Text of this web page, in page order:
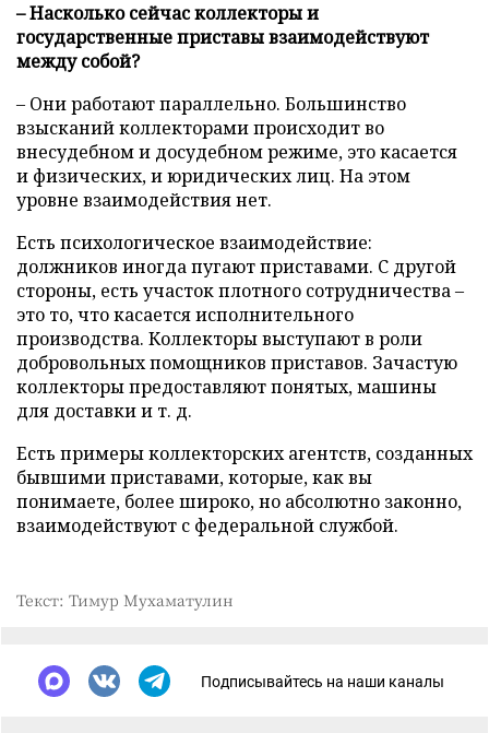
– Насколько сейчас коллекторы и
государственные приставы взаимодействуют
между собой?
– Они работают параллельно. Большинство
взысканий коллекторами происходит во
внесудебном и досудебном режиме, это касается
и физических, и юридических лиц. На этом
уровне взаимодействия нет.
Есть психологическое взаимодействие:
должников иногда пугают приставами. С другой
стороны, есть участок плотного сотрудничества –
это то, что касается исполнительного
производства. Коллекторы выступают в роли
добровольных помощников приставов. Зачастую
коллекторы предоставляют понятых, машины
для доставки и т. д.
Есть примеры коллекторских агентств, созданных
бывшими приставами, которые, как вы
понимаете, более широко, но абсолютно законно,
взаимодействуют с федеральной службой.
Текст: Тимур Мухаматулин
Подписывайтесь на наши каналы